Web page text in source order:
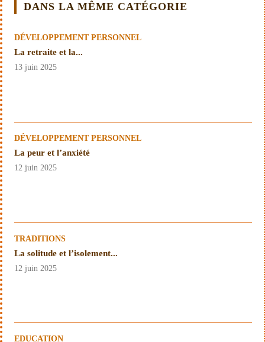
DANS LA MÊME CATÉGORIE
DÉVELOPPEMENT PERSONNEL
La retraite et la...
13 juin 2025
DÉVELOPPEMENT PERSONNEL
La peur et l’anxiété
12 juin 2025
TRADITIONS
La solitude et l’isolement...
12 juin 2025
EDUCATION